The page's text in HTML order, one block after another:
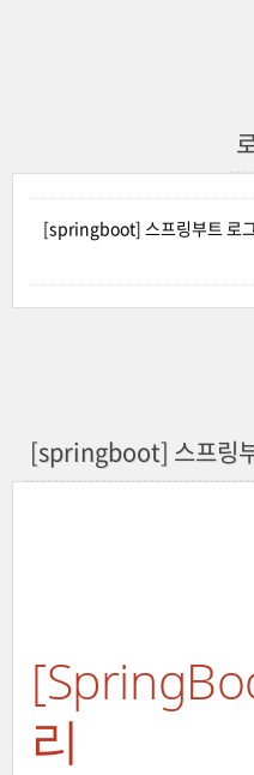
[springboot] 스프링부트 로
[springboot] 스프링
리